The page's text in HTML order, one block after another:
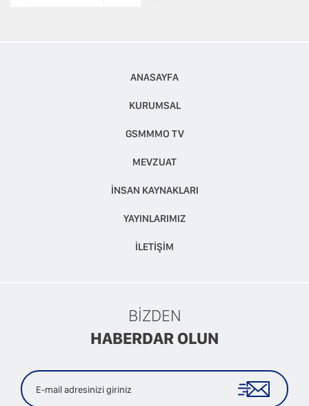
ANASAYFA
KURUMSAL
GSMMMO TV
MEVZUAT
İNSAN KAYNAKLARI
YAYINLARIMIZ
İLETİŞİM
BİZDEN
HABERDAR OLUN